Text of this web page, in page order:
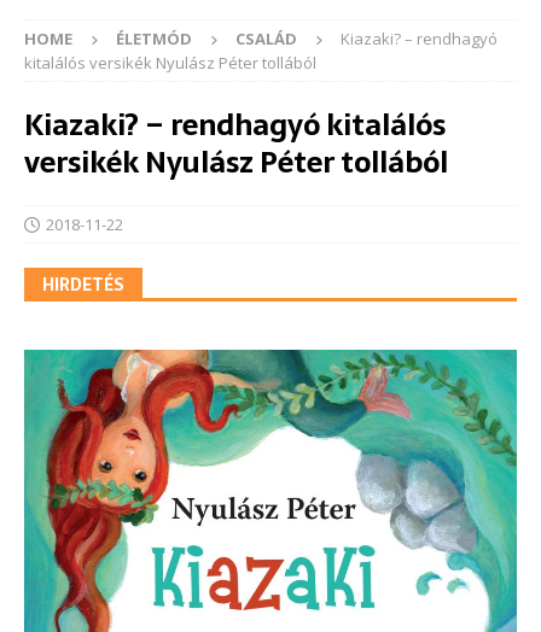
HOME ÉLETMÓD CSALÁD
Kiazaki? – rendhagyó
kitalálós versikék Nyulász Péter tollából
Kiazaki? – rendhagyó kitalálós
versikék Nyulász Péter tollából
2018-11-22
HIRDETÉS